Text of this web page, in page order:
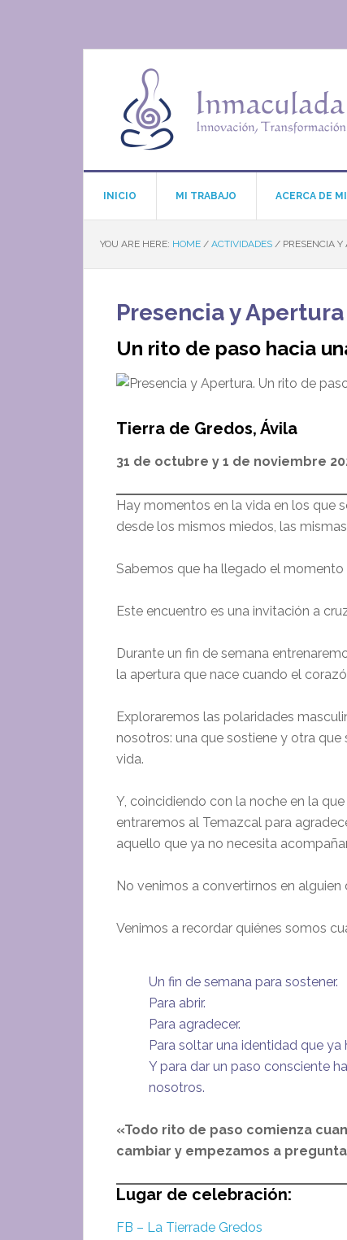
INICIO MI TRABAJO ACERCA DE MI
YOU ARE HERE: HOME / ACTIVIDADES / PRESENCIA Y
Presencia y Apertura
Un rito de paso hacia
Tierra de Gredos, Ávila
31 de octubre y 1 de noviembre
Hay momentos en la vida en los que
desde los mismos miedos, las
Sabemos que ha llegado el
Este encuentro es una invitación a
Durante un fin de semana
la apertura que nace cuando el
Exploraremos las polaridades
nosotros: una que sostiene y otra
vida.
Y, coincidiendo con la noche en la
entraremos al Temazcal para
aquello que ya no necesita
No venimos a convertirnos en alguien
Venimos a recordar quiénes somos
Un fin de semana para sostener.
Para abrir.
Para agradecer.
Para soltar una identidad que
Y para dar un paso consciente
nosotros.
«Todo rito de paso comienza
cambiar y empezamos a
Lugar de celebración:
FB – La Tierrade Gredos